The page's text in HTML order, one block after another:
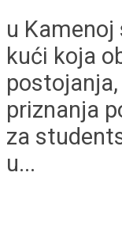
u Kamenoj
kući koja
priznanja
za
u...